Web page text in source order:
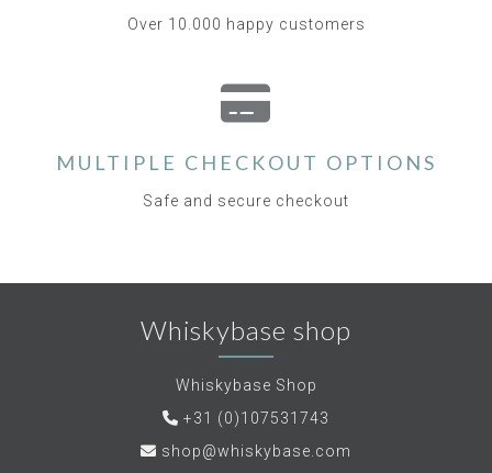
Over 10.000 happy customers
MULTIPLE CHECKOUT OPTIONS
Safe and secure checkout
Whiskybase shop
Whiskybase Shop
+31 (0)107531743
shop@whiskybase.com